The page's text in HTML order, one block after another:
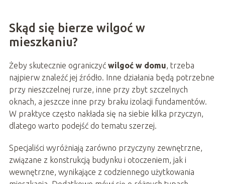
Skąd się bierze wilgoć w
mieszkaniu?
Żeby skutecznie ograniczyć wilgoć w domu, trzeba
najpierw znaleźć jej źródło. Inne działania będą potrzebne
przy nieszczelnej rurze, inne przy zbyt szczelnych
oknach, a jeszcze inne przy braku izolacji fundamentów.
W praktyce często nakłada się na siebie kilka przyczyn,
dlatego warto podejść do tematu szerzej.
Specjaliści wyróżniają zarówno przyczyny zewnętrzne,
związane z konstrukcją budynku i otoczeniem, jak i
wewnętrzne, wynikające z codziennego użytkowania